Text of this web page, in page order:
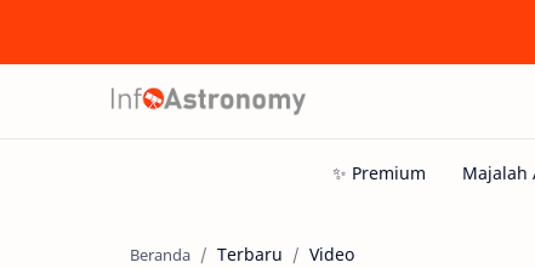
Beranda Terbaru Video